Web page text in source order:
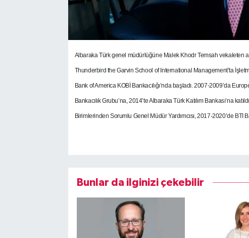
Albaraka Türk genel müdürlüğüne Malek Khodr Temsah vekaleten
Thunderbird the Garvin School of International Management’ta
Bank of America KOBİ Bankacılığı’nda başladı. 2007-2009’da
Bankacılık Grubu’na, 2014’te Albaraka Türk Katılım Bankası’na
Birimlerinden Sorumlu Genel Müdür Yardımcısı, 2017-2020’de
Bunlar da ilginizi çekebilir